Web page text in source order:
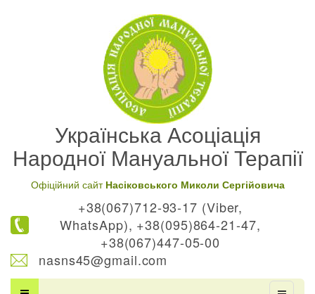
Українська Асоціація
Народної Мануальної Терапії
Офіційний сайт Насіковського Миколи Сергійовича
+38(067)712-93-17 (Viber,
WhatsApp), +38(095)864-21-47,
+38(067)447-05-00
nasns45@gmail.com